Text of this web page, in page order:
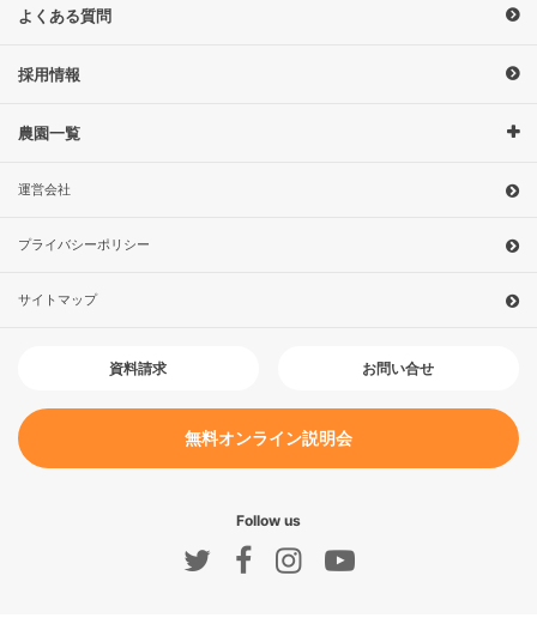
よくある質問
採用情報
農園一覧
運営会社
プライバシーポリシー
サイトマップ
資料請求 お問い合せ
無料オンライン説明会
Follow us